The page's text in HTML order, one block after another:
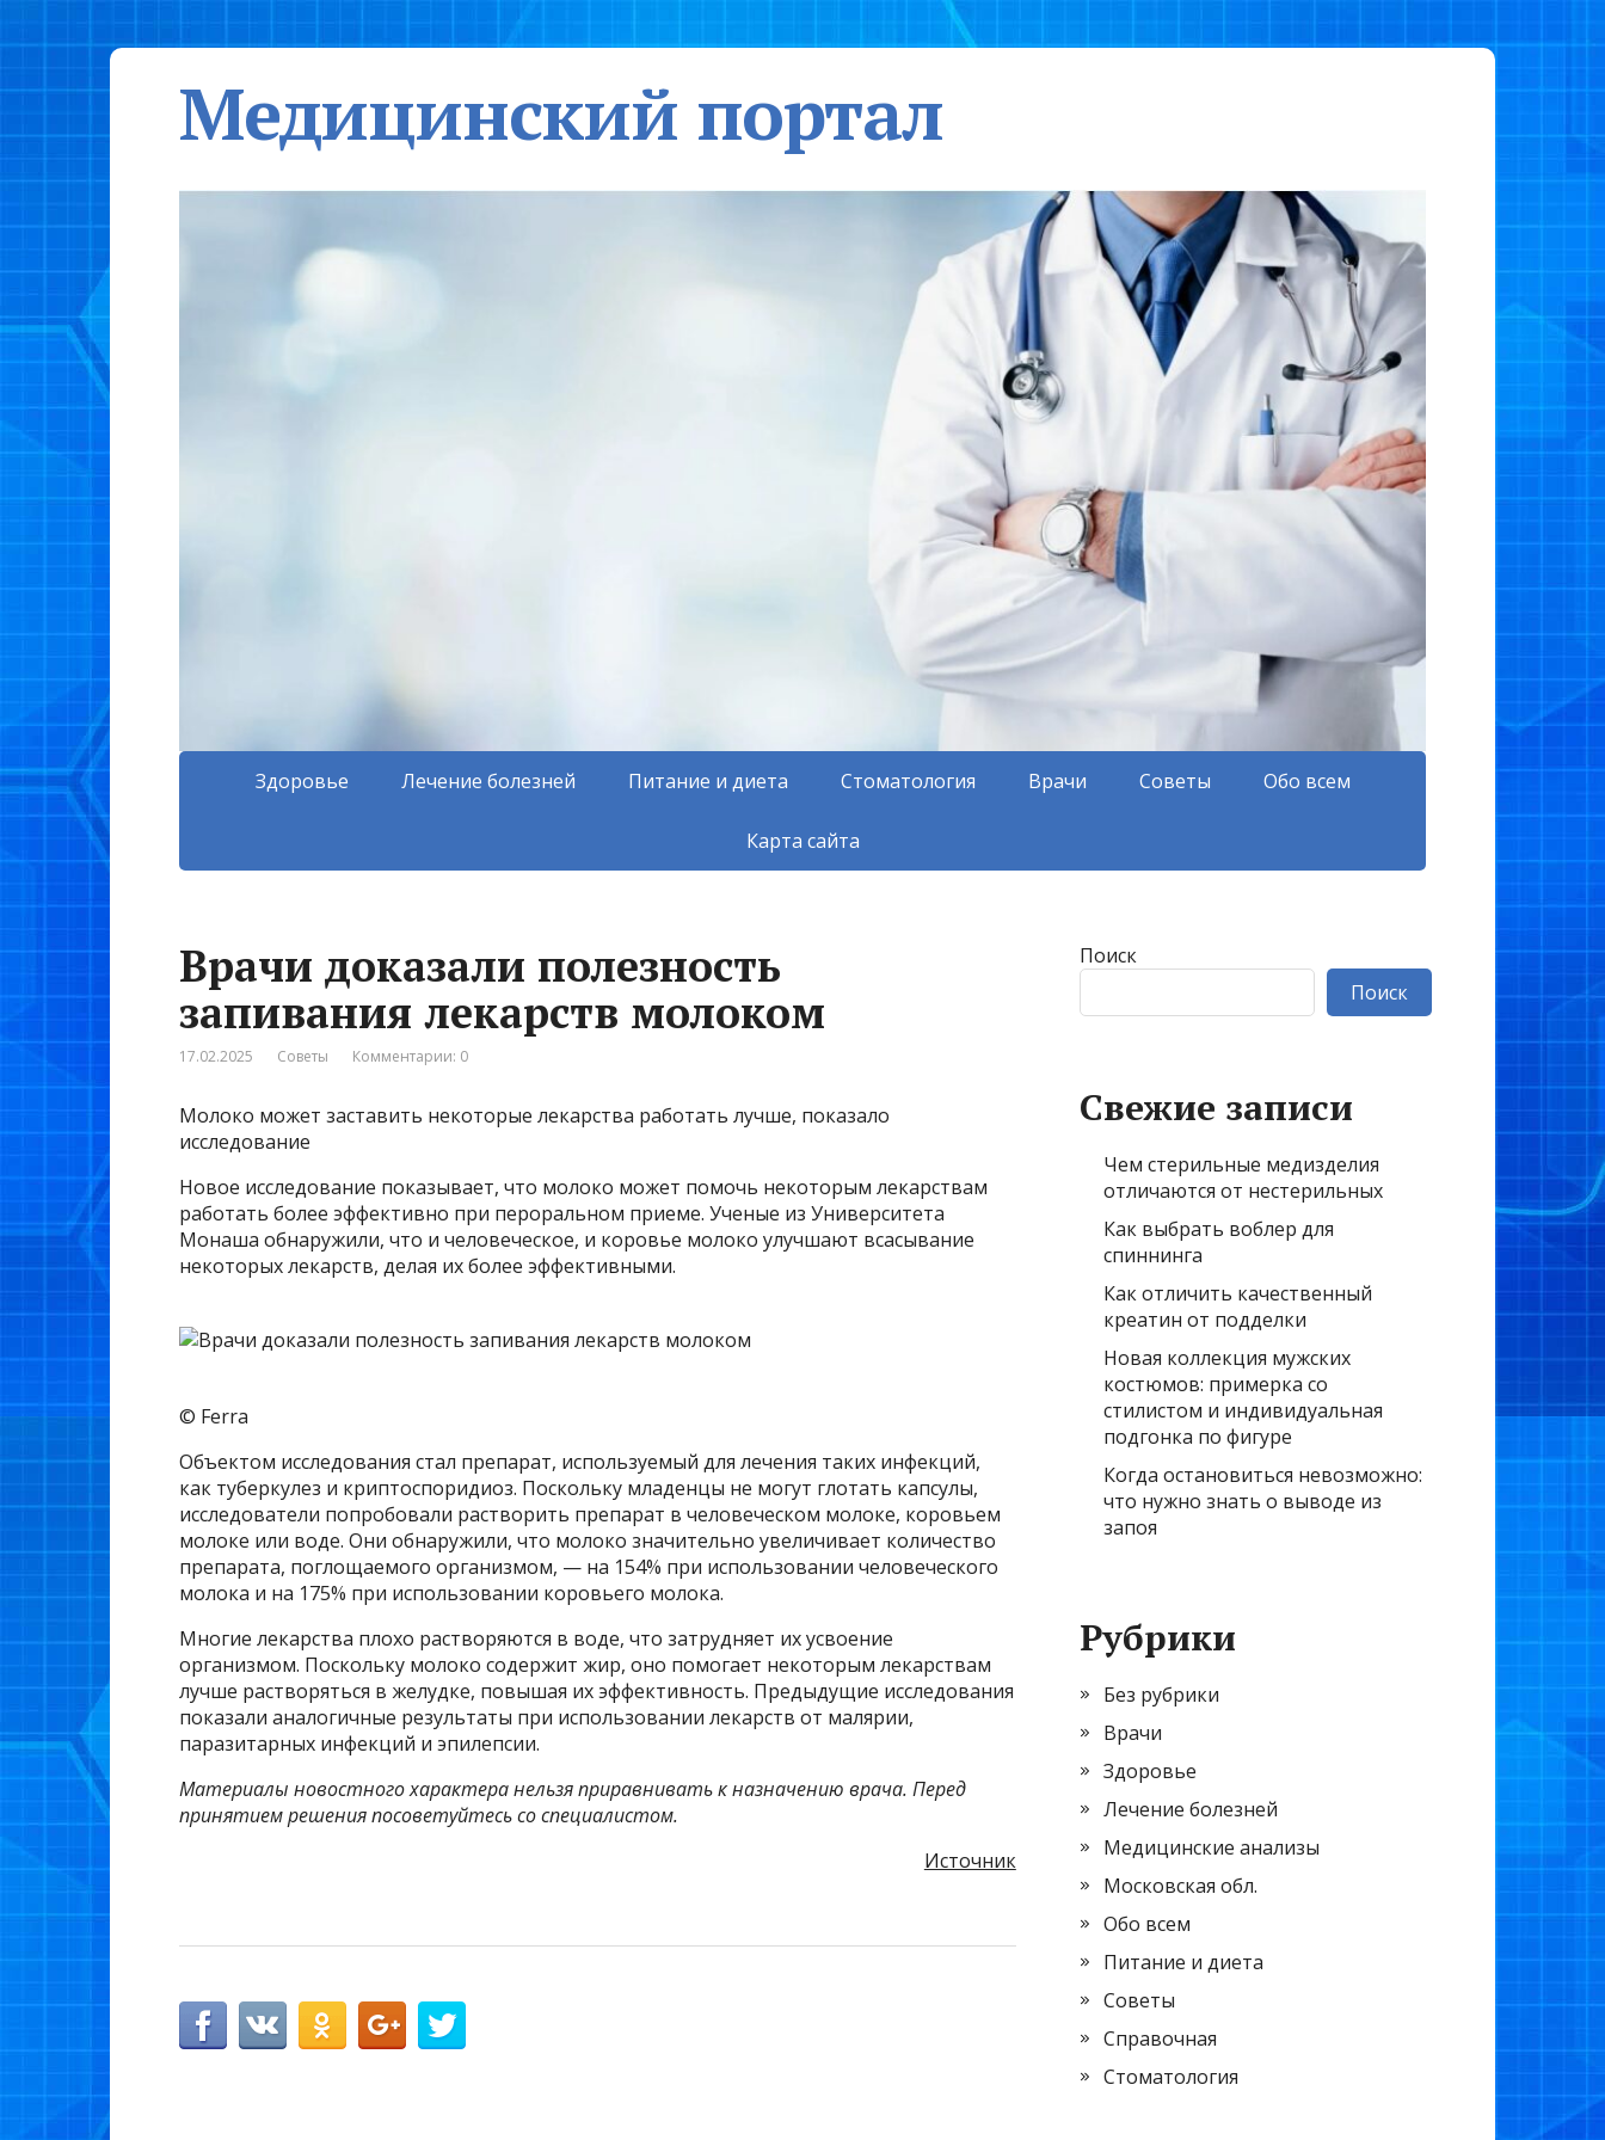
Медицинский портал
Здоровье Лечение болезней Питание и диета Стоматология Врачи Советы Обо всем
Карта сайта
Врачи доказали полезность
запивания лекарств молоком
17.02.2025 Советы Комментарии: 0
Молоко может заставить некоторые лекарства работать лучше, показало
исследование
Новое исследование показывает, что молоко может помочь некоторым лекарствам
работать более эффективно при пероральном приеме. Ученые из Университета
Монаша обнаружили, что и человеческое, и коровье молоко улучшают всасывание
некоторых лекарств, делая их более эффективными.
© Ferra
Объектом исследования стал препарат, используемый для лечения таких инфекций,
как туберкулез и криптоспоридиоз. Поскольку младенцы не могут глотать капсулы,
исследователи попробовали растворить препарат в человеческом молоке, коровьем
молоке или воде. Они обнаружили, что молоко значительно увеличивает количество
препарата, поглощаемого организмом, — на 154% при использовании человеческого
молока и на 175% при использовании коровьего молока.
Многие лекарства плохо растворяются в воде, что затрудняет их усвоение
организмом. Поскольку молоко содержит жир, оно помогает некоторым лекарствам
лучше растворяться в желудке, повышая их эффективность. Предыдущие исследования
показали аналогичные результаты при использовании лекарств от малярии,
паразитарных инфекций и эпилепсии.
Материалы новостного характера нельзя приравнивать к назначению врача. Перед
принятием решения посоветуйтесь со специалистом.
Источник
Поиск
Поиск
Свежие записи
Чем стерильные медизделия
отличаются от нестерильных
Как выбрать воблер для
спиннинга
Как отличить качественный
креатин от подделки
Новая коллекция мужских
костюмов: примерка со
стилистом и индивидуальная
подгонка по фигуре
Когда остановиться невозможно:
что нужно знать о выводе из
запоя
Рубрики
Без рубрики
Врачи
Здоровье
Лечение болезней
Медицинские анализы
Московская обл.
Обо всем
Питание и диета
Советы
Справочная
Стоматология